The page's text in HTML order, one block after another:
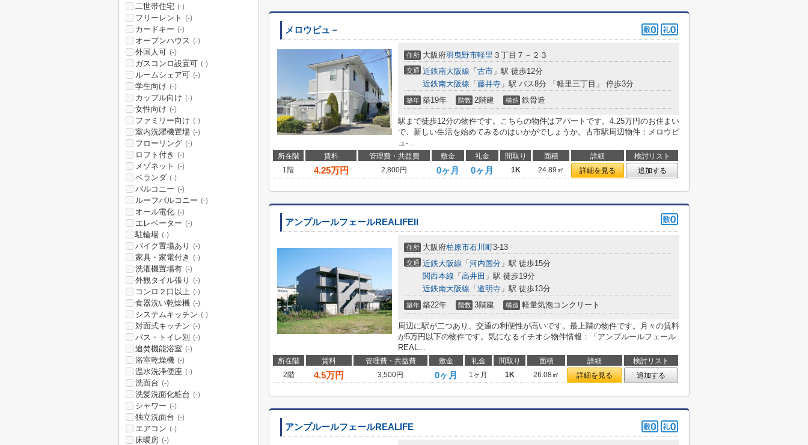
メロウビュ－
住所 大阪府羽曳野市軽里 ３丁目７－２３
交通 近鉄南大阪線 「 古市 」駅 徒歩12分
近鉄南大阪線 「 藤井寺 」駅 バス8分 「軽里三丁目」 停歩3分
築年 築19年 階数 2階建 構造 鉄骨造
駅まで徒歩12分の物件です。こちらの物件はアパートです。4.25万円のお住まい
で、新しい生活を始めてみるのはいかがでしょうか。古市駅周辺物件：メロウビ
ュ-...
所在階 賃料 管理費・共益費 敷金 礼金 間取り 面積 詳細
検討リスト
1階
4.25万円 2,800円 0ヶ月 0ヶ月 1K 24.89㎡ 詳細を見る 追加する
アンプルールフェールREALIFEII
住所 大阪府柏原市石川町3-13
交通 近鉄大阪線 「 河内国分 」駅 徒歩15分
関西本線 「 高井田 」駅 徒歩19分
近鉄南大阪線 「 道明寺 」駅 徒歩13分
築年 築22年 階数 3階建 構造 軽量気泡コンクリート
周辺に駅が二つあり、交通の利便性が高いです。最上階の物件です。月々の賃料
が5万円以下の物件です。気になるイチオシ物件情報：「アンプルールフェール
REAL...
所在階 賃料 管理費・共益費 敷金 礼金 間取り 面積 詳細
検討リスト
2階
4.5万円 3,500円 0ヶ月 1ヶ月 1K 26.08㎡ 詳細を見る 追加する
アンプルールフェールREALIFE
二世帯住宅 (-)
フリーレント (-)
カードキー (-)
オープンハウス (-)
外国人可 (-)
ガスコンロ設置可 (-)
ルームシェア可 (-)
学生向け (-)
カップル向け (-)
女性向け (-)
ファミリー向け (-)
室内洗濯機置場 (-)
フローリング (-)
ロフト付き (-)
メゾネット (-)
ベランダ (-)
バルコニー (-)
ルーフバルコニー (-)
オール電化 (-)
エレベーター (-)
駐輪場 (-)
バイク置場あり (-)
家具・家電付き (-)
洗濯機置場有 (-)
外観タイル張り (-)
コンロ２口以上 (-)
食器洗い乾燥機 (-)
システムキッチン (-)
対面式キッチン (-)
バス・トイレ別 (-)
追焚機能浴室 (-)
浴室乾燥機 (-)
温水洗浄便座 (-)
洗面台 (-)
洗髪洗面化粧台 (-)
シャワー (-)
独立洗面台 (-)
エアコン (-)
床暖房 (-)